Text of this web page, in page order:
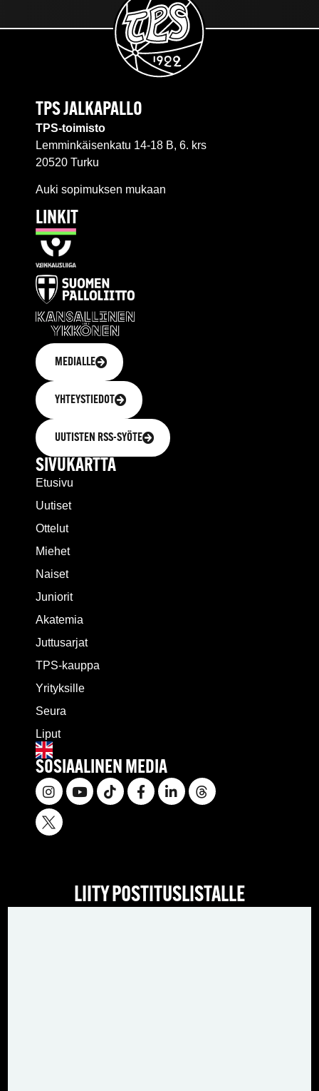
TPS JALKAPALLO
TPS-toimisto
Lemminkäisenkatu 14-18 B, 6. krs
20520 Turku
Auki sopimuksen mukaan
LINKIT
MEDIALLE
YHTEYSTIEDOT
UUTISTEN RSS-SYÖTE
SIVUKARTTA
Etusivu
Uutiset
Ottelut
Miehet
Naiset
Juniorit
Akatemia
Juttusarjat
TPS-kauppa
Yrityksille
Seura
Liput
SOSIAALINEN MEDIA
LIITY POSTITUSLISTALLE